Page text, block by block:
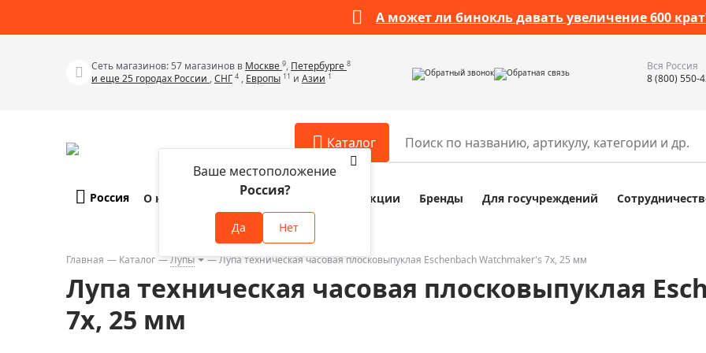
А может ли бинокль давать увеличение 600
Сеть магазинов: 57 магазинов в Москве 9, Петербурге 8
и еще 25 городах России ,СНГ 4 , Европы 11 и Азии 1 Обратный звонок Обратная связь
Вся Россия
8 (800) 550-
Каталог
Телескопы
Бинокли
Зрительные трубы
Лупы
Аксессуары для микроскопов
Аксессуары для зрительных труб
Разное
Компасы
Наборы исследователя
Наборы для химических
Россия
Ваше местоположение
Россия?
Да Нет
О компании Оплата и доставка Акции Бренды Для госучреждений
Главная Каталог Лупы Лупа техническая часовая плосковыпуклая Eschenbach Watchmaker's 7x, 25 мм
Лупа техническая часовая плосковыпуклая
7x, 25 мм